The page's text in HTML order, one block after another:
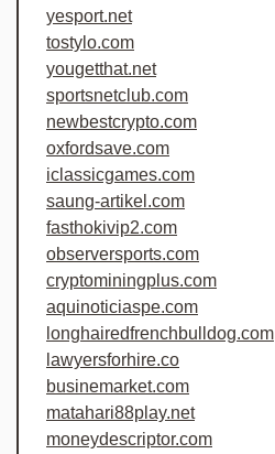
yesport.net
tostylo.com
yougetthat.net
sportsnetclub.com
newbestcrypto.com
oxfordsave.com
iclassicgames.com
saung-artikel.com
fasthokivip2.com
observersports.com
cryptominingplus.com
aquinoticiaspe.com
longhairedfrenchbulldog.com
lawyersforhire.co
businemarket.com
matahari88play.net
moneydescriptor.com